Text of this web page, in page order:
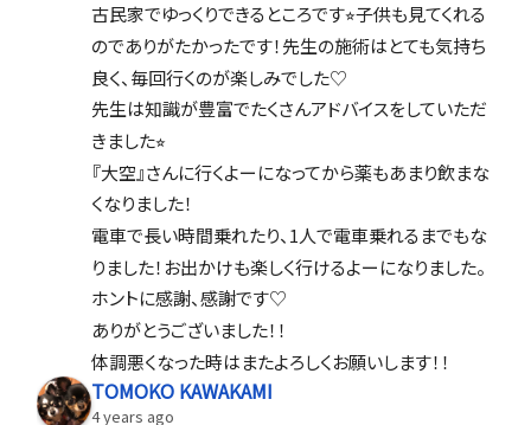
古民家でゆっくりできるところです⭐︎子供も見てくれる
のでありがたかったです！先生の施術はとても気持ち
良く、毎回行くのが楽しみでした♡
先生は知識が豊富でたくさんアドバイスをしていただ
きました⭐︎
『大空』さんに行くよーになってから薬もあまり飲まな
くなりました！
電車で長い時間乗れたり、1人で電車乗れるまでもな
りました！お出かけも楽しく行けるよーになりました。
ホントに感謝、感謝です♡
ありがとうございました！！
体調悪くなった時はまたよろしくお願いします！！
TOMOKO KAWAKAMI
4 years ago